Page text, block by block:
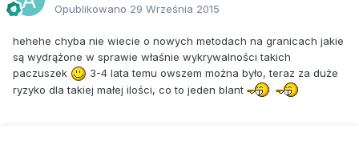
Opublikowano 29 Września 2015
hehehe chyba nie wiecie o nowych metodach na granicach jakie
są wydrążone w sprawie właśnie wykrywalności takich
paczuszek
3-4 lata temu owszem można było, teraz za duże
ryzyko dla takiej małej ilości, co to jeden blant